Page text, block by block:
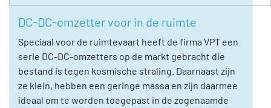
DC-DC-omzetter voor in de ruimte
Speciaal voor de ruimtevaart heeft de firma VPT een
serie DC-DC-omzetters op de markt gebracht die
bestand is tegen kosmische straling. Daarnaast zijn
ze klein, hebben een geringe massa en zijn daarmee
ideaal om te worden toegepast in de zogenaamde